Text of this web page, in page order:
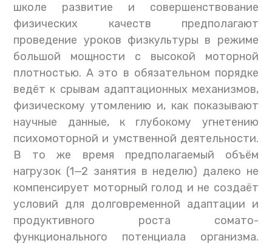
школе развитие и совершенствование
физических качеств предполагают
проведение уроков физкультуры в режиме
большой мощности с высокой моторной
плотностью. А это в обязательном порядке
ведёт к срывам адаптационных механизмов,
физическому утомлению и, как показывают
научные данные, к глубокому угнетению
психомоторной и умственной деятельности.
В то же время предполагаемый объём
нагрузок (1—2 занятия в неделю) далеко не
компенсирует моторный голод и не создаёт
условий для долговременной адаптации и
продуктивного роста сомато-
функционального потенциала организма.